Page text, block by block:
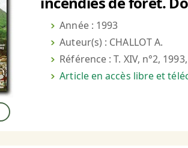
Année : 1993
Auteur(s) : CHALLOT A.
Référence : T. XIV, n°2,
Article en accès libre et